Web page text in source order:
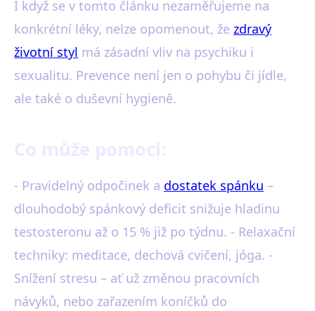
I když se v tomto článku nezaměřujeme na
konkrétní léky, nelze opomenout, že zdravý
životní styl má zásadní vliv na psychiku i
sexualitu. Prevence není jen o pohybu či jídle,
ale také o duševní hygieně.
- Pravidelný odpočinek a dostatek spánku –
dlouhodobý spánkový deficit snižuje hladinu
testosteronu až o 15 % již po týdnu. - Relaxační
techniky: meditace, dechová cvičení, jóga. -
Snížení stresu – ať už změnou pracovních
návyků, nebo zařazením koníčků do